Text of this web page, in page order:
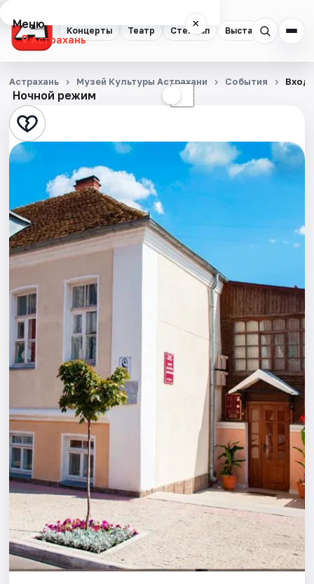
Концерты Театр Стендап Выставки
Меню ×
Астрахань
Концерты
Театр
Стендап
Выставки
Квесты
Экскурсии
Спорт
События
Города
Площадки
Артисты
Рейтинги
Ночной режим ☾
Астрахань Музей Культуры Астрахани События